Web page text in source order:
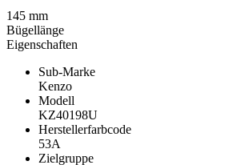
Eigenschaften
Sub-Marke
Kenzo
Modell
KZ40198U
Herstellerfarbcode
53A
Zielgruppe
145 mm
Bügellänge